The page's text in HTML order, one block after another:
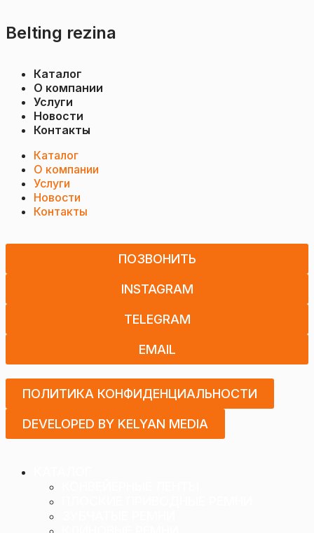
Belting rezina
Каталог
О компании
Услуги
Новости
Контакты
Каталог
О компании
Услуги
Новости
Контакты
ПОЗВОНИТЬ
INSTAGRAM
TELEGRAM
EMAIL
ПОЛИТИКА КОНФИДЕНЦИАЛЬНОСТИ
DEVELOPED BY KELYAN MEDIA